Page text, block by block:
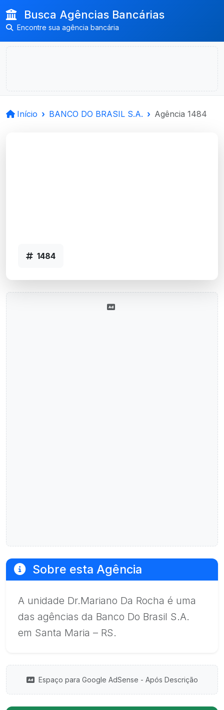
Busca Agências Bancárias
Encontre sua agência bancária
Início BANCO DO BRASIL S.A. Agência 1484
1484
Sobre esta Agência
A unidade Dr.Mariano Da Rocha é uma
das agências da Banco Do Brasil S.A.
em Santa Maria – RS.
Espaço para Google AdSense - Após Descrição